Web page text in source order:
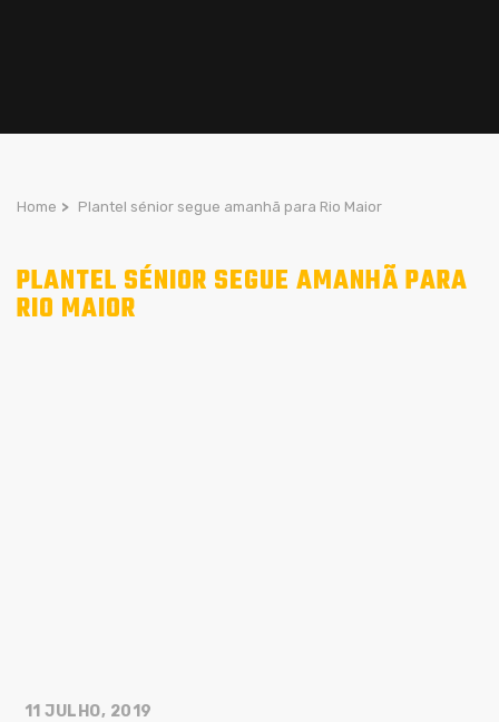
Home > Plantel sénior segue amanhã para Rio Maior
PLANTEL SÉNIOR SEGUE AMANHÃ PARA
RIO MAIOR
11 JULHO, 2019